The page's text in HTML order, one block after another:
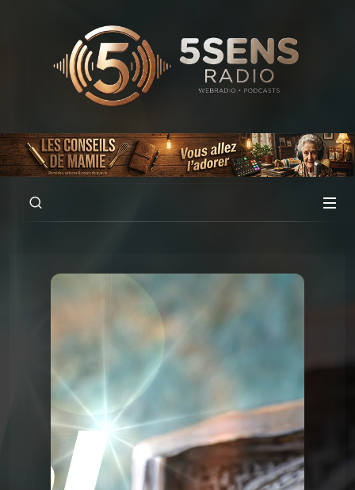
Le Graal de l'Histoire
Graalv3 18 Polio
Le Graal de l'Histoire Graalv3 18 Polio